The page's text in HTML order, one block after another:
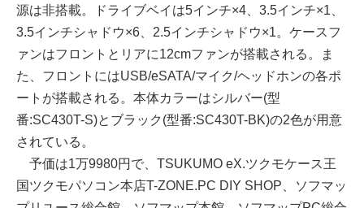
源は非搭載。ドライブベイは5インチ×4、3.5インチ×1、
3.5インチシャドウ×6、2.5インチシャドウ×1。ケースフ
ァンはフロントとリアに12cmファンが搭載される。ま
た、フロントにはUSB/eSATA/マイク/ヘッドホンの各ポ
ートが搭載される。本体カラーはシルバー(型
番:SC430T-S)とブラック(型番:SC430T-BK)の2色が用意
されている。
予価は1万9980円で、TSUKUMO eX.ツクモケース王
国ツクモパソコン本店T-ZONE.PC DIY SHOP、ソフマッ